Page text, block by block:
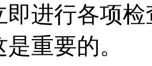
即进行各项
重要的。